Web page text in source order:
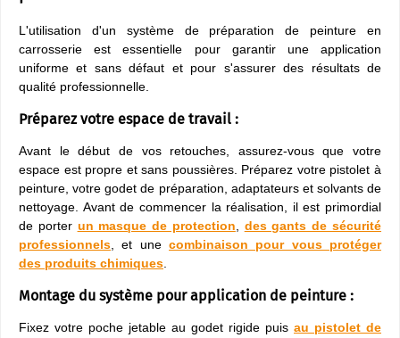
L'utilisation d'un système de préparation de peinture en
carrosserie est essentielle pour garantir une application
uniforme et sans défaut et pour s'assurer des résultats de
qualité professionnelle.
Préparez votre espace de travail :
Avant le début de vos retouches, assurez-vous que votre
espace est propre et sans poussières. Préparez votre pistolet à
peinture, votre godet de préparation, adaptateurs et solvants de
nettoyage. Avant de commencer la réalisation, il est primordial
de porter un masque de protection
des gants de sécurité
professionnels , et une combinaison pour vous protéger
des produits chimiques
Montage du système pour application de peinture :
Fixez votre poche jetable au godet rigide puis au pistolet de